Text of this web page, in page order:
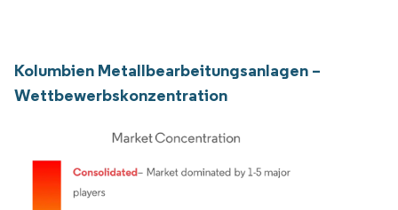
Kolumbien Metallbearbeitungsanlagen –
Wettbewerbskonzentration